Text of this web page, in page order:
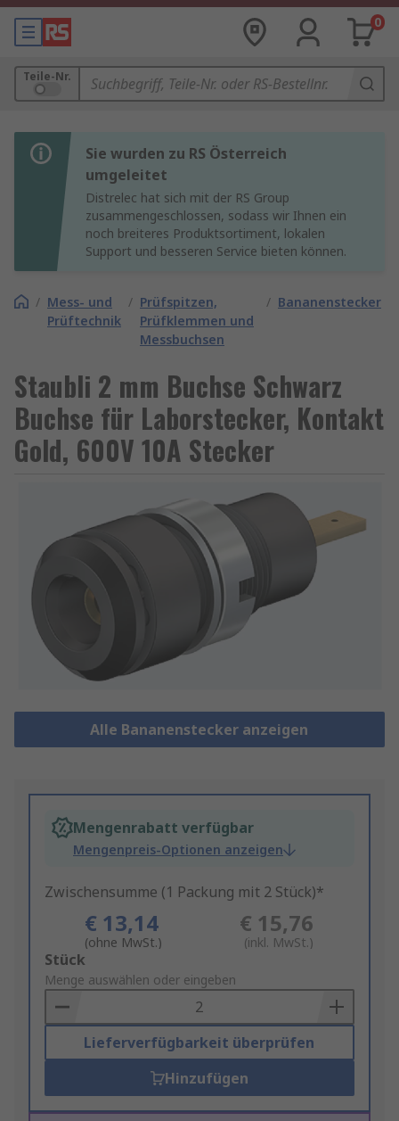
0
Teile-Nr.
Sie wurden zu RS Österreich
umgeleitet
Distrelec hat sich mit der RS Group
zusammengeschlossen, sodass wir Ihnen ein
noch breiteres Produktsortiment, lokalen
Support und besseren Service bieten können.
/ Mess- und
Prüftechnik
/ Prüfspitzen,
Prüfklemmen und
Messbuchsen
/ Bananenstecker
Staubli 2 mm Buchse Schwarz
Buchse für Laborstecker, Kontakt
Gold, 600V 10A Stecker
Alle Bananenstecker anzeigen
Mengenrabatt verfügbar
Mengenpreis-Optionen anzeigen
Zwischensumme (1 Packung mit 2 Stück)*
€ 13,14
(ohne MwSt.)
€ 15,76
(inkl. MwSt.)
Add
to
Basket
Stück
Menge auswählen oder eingeben
Lieferverfügbarkeit überprüfen
Hinzufügen